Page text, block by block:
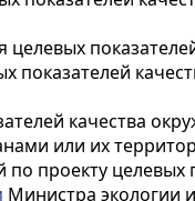
показателей
качества
или их
проекту
Министра экологии